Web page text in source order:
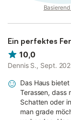
Ein perfektes
10,0
Dennis S., Sept.
Das Haus
Terassen, dass
Schatten oder
man grade